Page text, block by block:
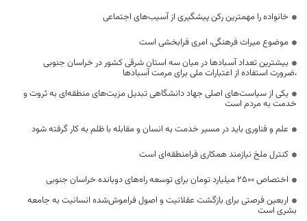
خانواده را مهمترین رکن پیشگیری از آسیب‌های اجتماعی
موضوع میراث فرهنگی، امری فرابخشی است
بیشترین تعداد آسبادها در میان سه استان شرقی کشور در خراسان جنوبی
،ضرورت استفاده از اعتبارات ملی برای مرمت آسبادها
یکی از سیاست‌های اصلی جهاد دانشگاهی تبدیل مزیت‌های منطقه‌ای به ثروت و
خدمت به مردم است
علم و فناوری باید در مسیر خدمت به انسان و مقابله با ظلم به کار گرفته شود
کنترل ملخ نیازمند همکاری فرامنطقه‌ای است
اختصاص 2500 میلیارد تومان برای توسعه راه‌های دوبانده خراسان جنوبی
اربعین فرصتی برای بازگشت عقلانیت و اصول فراموش‌شده انسانیت به جامعه
بشری است